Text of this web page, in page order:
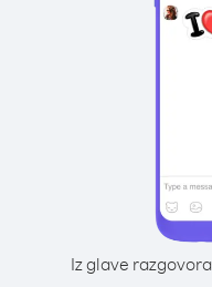
Iz glave